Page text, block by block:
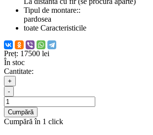
Tipul de montare::
pardosea
toate Caracteristicile
Preț: 17500 lei
În stoc
Cantitate:
+
-
Cumpără
Cumpără în 1 click